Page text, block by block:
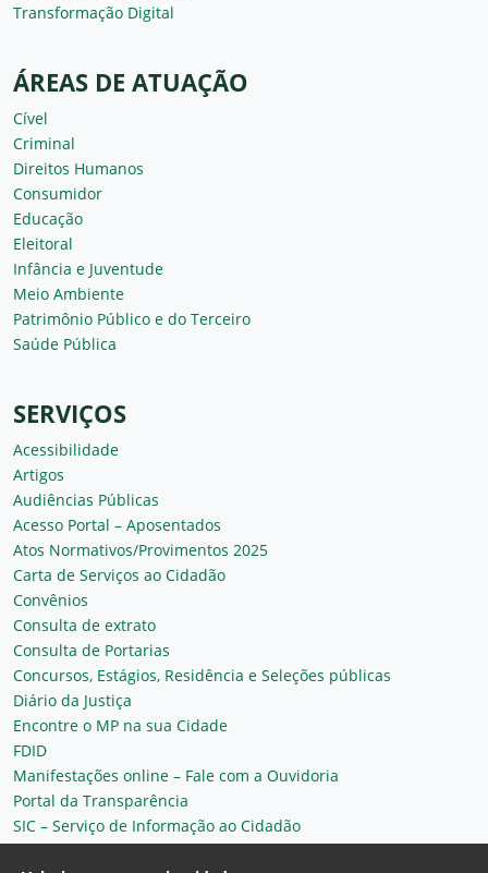
Transformação Digital
ÁREAS DE ATUAÇÃO
Cível
Criminal
Direitos Humanos
Consumidor
Educação
Eleitoral
Infância e Juventude
Meio Ambiente
Patrimônio Público e do Terceiro
Saúde Pública
SERVIÇOS
Acessibilidade
Artigos
Audiências Públicas
Acesso Portal – Aposentados
Atos Normativos/Provimentos 2025
Carta de Serviços ao Cidadão
Convênios
Consulta de extrato
Consulta de Portarias
Concursos, Estágios, Residência e Seleções públicas
Diário da Justiça
Encontre o MP na sua Cidade
FDID
Manifestações online – Fale com a Ouvidoria
Portal da Transparência
SIC – Serviço de Informação ao Cidadão
Plantão MP do Ceará